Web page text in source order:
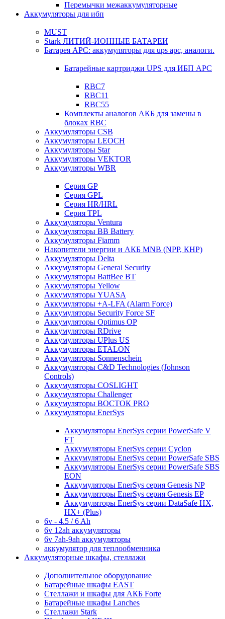
Перемычки межаккумуляторные
Аккумуляторы для ибп
MUST
Stark ЛИТИЙ-ИОННЫЕ БАТАРЕИ
Батарея APC: аккумуляторы для ups apc, аналоги.
Батарейные картриджи UPS для ИБП APC
RBC7
RBC11
RBC55
Комплекты аналогов АКБ для замены в
блоках RBC
Аккумуляторы CSB
Аккумуляторы LEOCH
Аккумуляторы Star
Аккумуляторы VEKTOR
Аккумуляторы WBR
Cерия GP
Серия GPL
Серия HR/HRL
Серия TPL
Аккумуляторы Ventura
Аккумуляторы BB Battery
Аккумуляторы Fiamm
Накопители энергии и АКБ MNB (NPP, КНР)
Аккумуляторы Delta
Аккумуляторы General Security
Аккумуляторы BattBee BT
Аккумуляторы Yellow
Аккумуляторы YUASA
Аккумуляторы +A-LFA (Alarm Force)
Аккумуляторы Security Force SF
Аккумуляторы Optimus OP
Аккумуляторы RDrive
Аккумуляторы UPlus US
Аккумуляторы ETALON
Аккумуляторы Sonnenschein
Аккумуляторы С&D Technologies (Johnson
Controls)
Аккумуляторы COSLIGHT
Аккумуляторы Challenger
Аккумуляторы ВОСТОК PRO
Аккумуляторы EnerSys
Аккумуляторы EnerSys серии PowerSafe V
FT
Аккумуляторы EnerSys серии Cyclon
Аккумуляторы EnerSys серии PowerSafe SBS
Аккумуляторы EnerSys серии PowerSafe SBS
EON
Аккумуляторы EnerSys серия Genesis NP
Аккумуляторы EnerSys серия Genesis EP
Аккумуляторы EnerSys серии DataSafe HX,
HX+ (Plus)
6v - 4.5 / 6 Ah
6v 12ah аккумуляторы
6v 7ah-9ah аккумуляторы
аккумулятор для теплообменника
Аккумуляторные шкафы, стеллажи
Дополнительное оборудование
Батарейные шкафы EAST
Стеллажи и шкафы для АКБ Forte
Батарейные шкафы Lanches
Стеллажи Stark